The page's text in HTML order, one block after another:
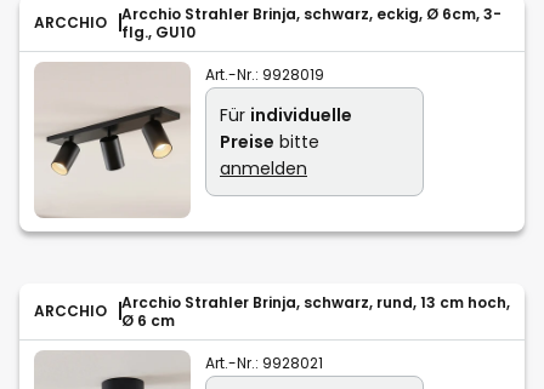
ARCCHIO
Arcchio Strahler Brinja, schwarz, eckig, Ø 6cm, 3-
flg., GU10
Art.-Nr.: 9928019
Für individuelle
Preise bitte
anmelden
ARCCHIO
Arcchio Strahler Brinja, schwarz, rund, 13 cm hoch,
Ø 6 cm
Art.-Nr.: 9928021